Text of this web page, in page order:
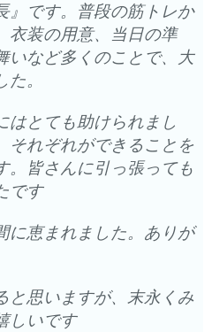
』です。普段の筋トレか
衣装の用意、当日の準
いなど多くのことで、大
。
はとても助けられまし
それぞれができることを
。皆さんに引っ張っても
です
に恵まれました。ありが
と思いますが、末永くみ
しいです